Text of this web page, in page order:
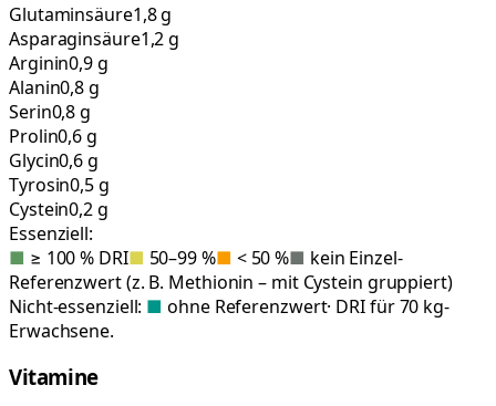
Glutaminsäure1,8 g
Asparaginsäure1,2 g
Arginin0,9 g
Alanin0,8 g
Serin0,8 g
Prolin0,6 g
Glycin0,6 g
Tyrosin0,5 g
Cystein0,2 g
Essenziell:
■ ≥ 100 % DRI■ 50–99 %■ < 50 %■ kein Einzel-
Referenzwert (z. B. Methionin – mit Cystein gruppiert)
Nicht-essenziell: ■ ohne Referenzwert· DRI für 70 kg-
Erwachsene.
Vitamine